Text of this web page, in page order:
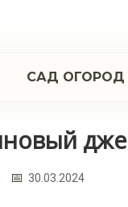
САД ОГОРОД
30.03.2024